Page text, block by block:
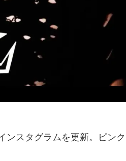
ンスタグラムを更新。ピンク